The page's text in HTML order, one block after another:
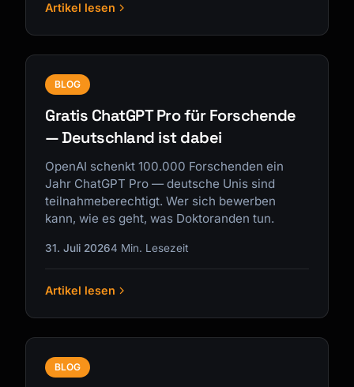
Artikel lesen
BLOG
Gratis ChatGPT Pro für Forschende
— Deutschland ist dabei
OpenAI schenkt 100.000 Forschenden ein
Jahr ChatGPT Pro — deutsche Unis sind
teilnahmeberechtigt. Wer sich bewerben
kann, wie es geht, was Doktoranden tun.
31. Juli 20264 Min. Lesezeit
Artikel lesen
BLOG